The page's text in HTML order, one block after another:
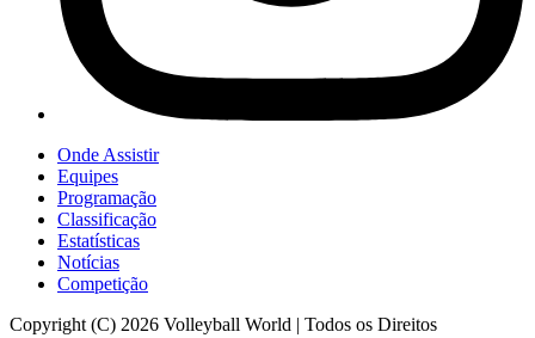
Onde Assistir
Equipes
Programação
Classificação
Estatísticas
Notícias
Competição
Copyright (C) 2026 Volleyball World | Todos os Direitos